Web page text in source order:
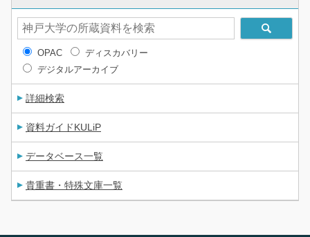
OPAC
ディスカバリー
デジタルアーカイブ
詳細検索
資料ガイドKULiP
データベース一覧
貴重書・特殊文庫一覧